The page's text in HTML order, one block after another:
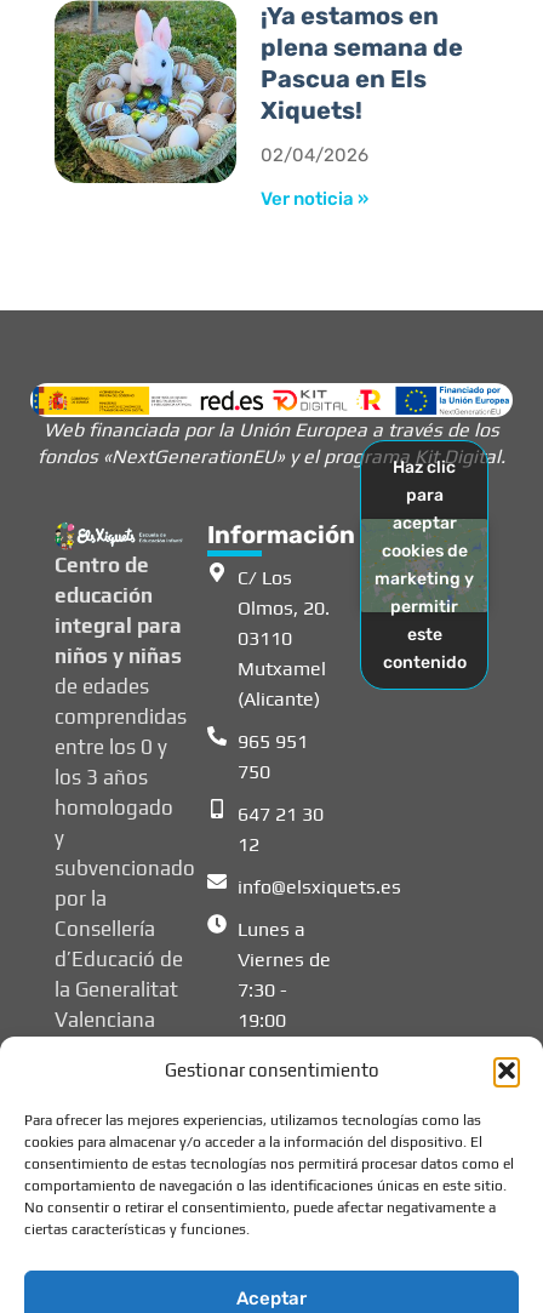
Gestionar consentimiento
Para ofrecer las mejores experiencias, utilizamos tecnologías como las
cookies para almacenar y/o acceder a la información del dispositivo. El
consentimiento de estas tecnologías nos permitirá procesar datos como el
comportamiento de navegación o las identificaciones únicas en este sitio.
No consentir o retirar el consentimiento, puede afectar negativamente a
ciertas características y funciones.
Aceptar
¡Ya estamos en
plena semana de
Pascua en Els
Xiquets!
02/04/2026
Ver noticia »
Web financiada por la Unión Europea a través de los
fondos «NextGenerationEU» y el programa Kit Digital.
Centro de
educación
integral para
niños y niñas
de edades
comprendidas
entre los 0 y
los 3 años
homologado
y
subvencionado
por la
Consellería
d’Educació de
la Generalitat
Valenciana
Información
C/ Los
Olmos, 20.
03110
Mutxamel
(Alicante)
965 951
750
647 21 30
12
info@elsxiquets.es
Lunes a
Viernes de
7:30 -
19:00
Haz clic
para
aceptar
cookies de
marketing y
permitir
este
contenido